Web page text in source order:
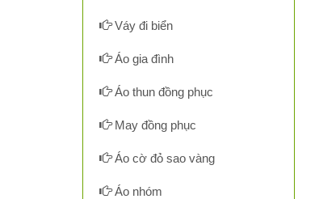
Váy đi biển
Áo gia đình
Áo thun đồng phục
May đồng phục
Áo cờ đỏ sao vàng
Áo nhóm